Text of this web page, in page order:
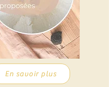
En savoir plus